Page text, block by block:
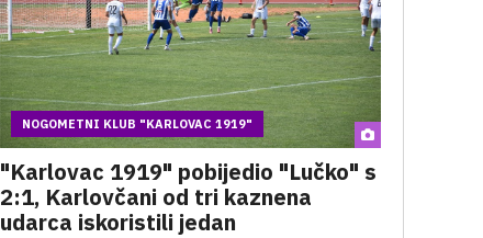
NOGOMETNI KLUB "KARLOVAC 1919"
"Karlovac 1919" pobijedio "Lučko" s
2:1, Karlovčani od tri kaznena
udarca iskoristili jedan